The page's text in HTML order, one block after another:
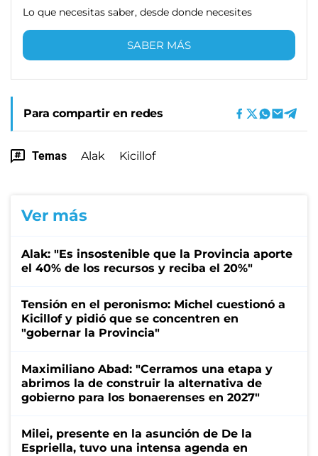
Lo que necesitas saber, desde donde necesites
SABER MÁS
Para compartir en redes
Temas Alak Kicillof
Ver más
Alak: "Es insostenible que la Provincia aporte
el 40% de los recursos y reciba el 20%"
Tensión en el peronismo: Michel cuestionó a
Kicillof y pidió que se concentren en
"gobernar la Provincia"
Maximiliano Abad: "Cerramos una etapa y
abrimos la de construir la alternativa de
gobierno para los bonaerenses en 2027"
Milei, presente en la asunción de De la
Espriella, tuvo una intensa agenda en